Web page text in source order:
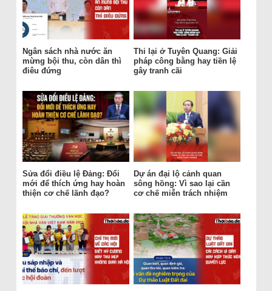
Ngân sách nhà nước ăn
mừng bội thu, còn dân thì
điêu đứng
Thi lại ở Tuyên Quang: Giải
pháp công bằng hay tiền lệ
gây tranh cãi
Sửa đổi điều lệ Đảng: Đổi
mới để thích ứng hay hoàn
thiện cơ chế lãnh đạo?
Dự án đại lộ cảnh quan
sông hồng: Vì sao lại cần
cơ chế miễn trách nhiệm